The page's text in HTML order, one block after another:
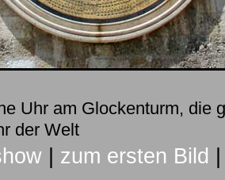
Uhr am Glockenturm,
der Welt
zum ersten Bild